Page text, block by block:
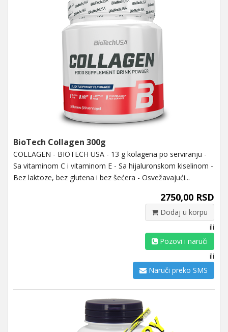
BioTech Collagen 300g
COLLAGEN - BIOTECH USA - 13 g kolagena po serviranju -
Sa vitaminom C i vitaminom E - Sa hijaluronskom kiselinom -
Bez laktoze, bez glutena i bez šećera - Osvežavajući...
2750,00 RSD
Dodaj u korpu
ili
Pozovi i naruči
ili
Naruči preko SMS